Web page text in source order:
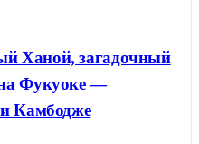
Ханой, загадочный
Фукуоке —
Камбодже